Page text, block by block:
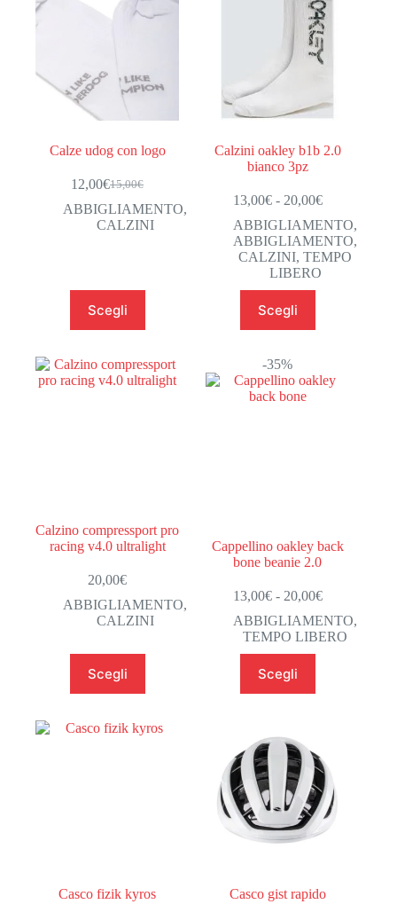
possono
pagina
del
prodotto
possono
essere
scelte
nella
pagina
prodotto
Calze udog con logo
15,00€
Il
prezzo
originale
12,00€Il
prezzo
attuale
ABBIGLIAMENTO,
CALZINI
Scegliprodotto
ha
varianti.
Le
Calzini oakley b1b 2.0
bianco 3pz
13,00€ - 20,00€Fascia
prezzo:
da
13,00€
ABBIGLIAMENTO,
ABBIGLIAMENTO,
CALZINI,TEMPO
LIBERO
Scegliprodotto
ha
varianti.
Le
opzioni
Calzino compressport pro
racing v4.0 ultralight
20,00€
ABBIGLIAMENTO,
CALZINI
Scegliprodotto
ha
varianti.
-35%
Cappellino oakley back
bone beanie 2.0
13,00€ - 20,00€Fascia
prezzo:
da
ABBIGLIAMENTO,
TEMPO LIBERO
Scegliprodotto
ha
Le
opzioni
possono
essere
scelte
nella
pagina
Casco fizik kyros
Casco gist rapido